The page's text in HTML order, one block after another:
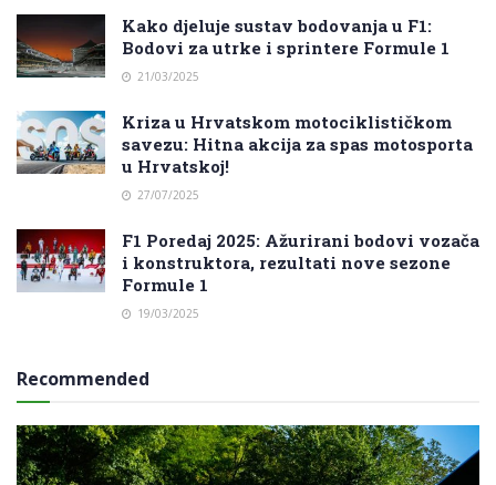
Kako djeluje sustav bodovanja u F1:
Bodovi za utrke i sprintere Formule 1
21/03/2025
Kriza u Hrvatskom motociklističkom
savezu: Hitna akcija za spas motosporta
u Hrvatskoj!
27/07/2025
F1 Poredaj 2025: Ažurirani bodovi vozača
i konstruktora, rezultati nove sezone
Formule 1
19/03/2025
Recommended